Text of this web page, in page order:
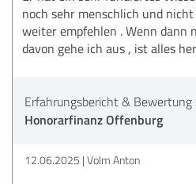
noch sehr menschlich und
weiter empfehlen . Wenn dann
davon gehe ich aus , ist alles
Erfahrungsbericht & Bewertung
Honorarfinanz Offenburg
12.06.2025 Volm Anton